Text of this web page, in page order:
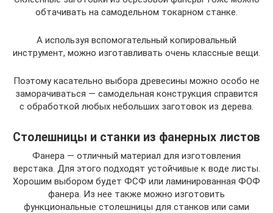
обтачивать на самодельном токарном станке.
А используя вспомогательный копировальный
инструмент, можно изготавливать очень классные вещи.
Поэтому касательно выбора древесины можно особо не
заморачиваться — самодельная конструкция справится
с обработкой любых небольших заготовок из дерева.
Столешницы и станки из фанерных листов
Фанера — отличный материал для изготовления
верстака. Для этого подходят устойчивые к воде листы.
Хорошим выбором будет ФСФ или ламинированная ФОФ
фанера. Из нее также можно изготовить
функциональные столешницы для станков или сами